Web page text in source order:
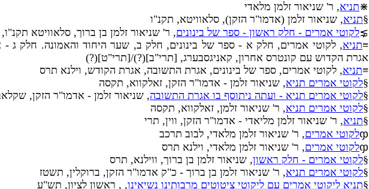
⋇תניא, ר' שניאור זלמן מלאדי
§תניא, שניאור זלמן (אדמו"ר הזקן), סלאוויטא, תקנ"ו
⋧לקוטי אמרים - חלק ראשון - ספר של בינונים, ר' שניאור זלמן בן ברוך, סלאוויטא
≡תניא, לקוטי אמרים, חלק א - ספר של בינונים, חלק ב, שער היחוד והאמונה. חלק ג
אגרת הקדוש עם קונטרס אחרון, קאניגסבערג, [תרי"ב](?)/[תרי"ט](?)
≡תניא, לקוטי אמרים, ספר של בינונים, אגרת התשובה, אגרת הקודש, וילנא תרס
§לקוטי אמרים תניא, שניאור זלמן - אדמו"ר הזקן, זאלקווא, תקסה
§לקוטי אמרים תניא - ועתה ניתוסף בו אגרת התשובה, שניאור זלמן - אדמו"ר הזקן,
§לקוטי אמרים תניא, ר' שניאור זלמן, זאלקווא, תקסה
§תניא, ר' שניאור זלמן מליאדי - אדמו"ר הזקן, ווין, תרי
ჶלקוטי אמרים, ר' שניאור זלמן מלאדי, לבוב תרכב
ჶלקוטי אמרים, ר' שניאור זלמן מלאדי, וילנא תרס
§לקוטי אמרים - חלק ראשון, שניאור זלמן בן ברוך, ווילנא, תרס
§לקוטי אמרים תניא, ר' שניאור זלמן בן ברוך - כ"ק אדמו"ר הזקן, ברוקלין, תשטז
§תניא ליקוטי אמרים עם ליקוטי ציטוטים מרבותינו נשיאינו, , ראשון לציון, תש"ע